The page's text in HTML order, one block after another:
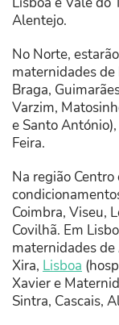
Alentejo.
No Norte,
maternidades de
Braga,
Varzim,
e Santo
Feira.
Na região
Coimbra, Viseu,
Covilhã. Em
maternidades
Xira, Lisboa
Xavier e
Sintra, Cascais,